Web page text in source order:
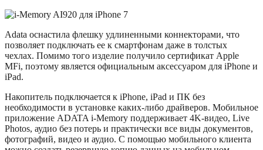
Adata оснастила флешку удлиненными коннекторами, что
позволяет подключать ее к смартфонам даже в толстых
чехлах. Помимо того изделие получило сертификат Apple
MFi, поэтому является официальным аксессуаром для iPhone и
iPad.
Накопитель подключается к iPhone, iPad и ПК без
необходимости в установке каких-либо драйверов. Мобильное
приложение ADATA i-Memory поддерживает 4K-видео, Live
Photos, аудио без потерь и практически все виды документов,
фотографий, видео и аудио. С помощью мобильного клиента